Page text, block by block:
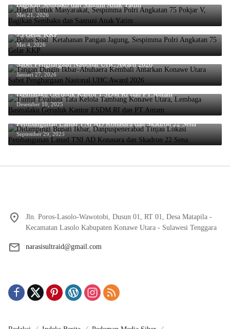
Bagikan Sembako dan Santuni Anak Yatim
Mei 21, 2026
Bahas Soal Ketahanan Pangan Jagung, Sespimma Polri Angkatan
75 Gelar KKP
Mei 4, 2026
Tangan Dingin Ikbar-Abuhaera Kembali Antarkan Konawe Utara
Sabet Penghargaan Nasional UHC Award 2026
Januari 27, 2026
Tuntut Evaluasi Tata Kelola Tambang Konawe Utara, Lembaga
Basmalaku Geruduk Kantor ESDM RI dan PT.Antam
Desember 10, 2025
Didampingi Bupati Ikbar, Danpuspenerabad Tinjau Lokasi
Pembangunan Lanud TNI AD Konasara dan Skadron 22 Sena
September 29, 2025
Jln. Poros-Lasolo-Wawotobi, Dusun 01, RT 01, Desa Matapila -
Kecamatan Lasolo Kabupaten Konawe Utara - Sulawesi Tenggara
narasisultraid@gmail.com